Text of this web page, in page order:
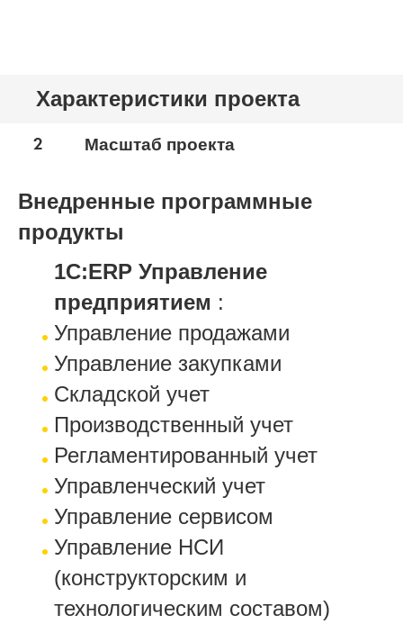
Характеристики проекта
2 Масштаб проекта
Внедренные программные
продукты
1С:ERP Управление
предприятием :
Управление продажами
Управление закупками
Складской учет
Производственный учет
Регламентированный учет
Управленческий учет
Управление сервисом
Управление НСИ
(конструкторским и
технологическим составом)